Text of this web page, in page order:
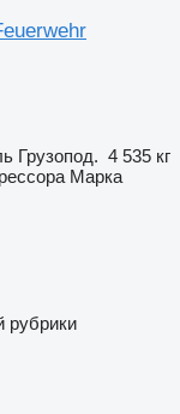
Грузопод. 4 535 кг
Марка
рубрики